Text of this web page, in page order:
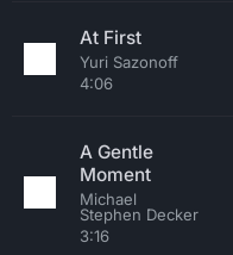
At First
Yuri Sazonoff
4:06
A Gentle
Moment
Michael
Stephen Decker
3:16